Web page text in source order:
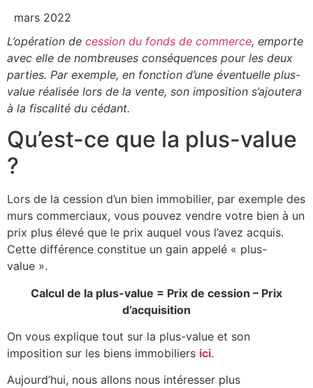
mars 2022
L’opération de cession du fonds de commerce, emporte
avec elle de nombreuses conséquences pour les deux
parties. Par exemple, en fonction d’une éventuelle plus-
value réalisée lors de la vente, son imposition s’ajoutera
à la fiscalité du cédant.
Qu’est-ce que la plus-value
?
Lors de la cession d’un bien immobilier, par exemple des
murs commerciaux, vous pouvez vendre votre bien à un
prix plus élevé que le prix auquel vous l’avez acquis.
Cette différence constitue un gain appelé « plus-
value ».
Calcul de la plus-value = Prix de cession – Prix
d’acquisition
On vous explique tout sur la plus-value et son
imposition sur les biens immobiliers ici.
Aujourd’hui, nous allons nous intéresser plus